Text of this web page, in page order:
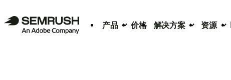
产品 价格 解决方案 资源